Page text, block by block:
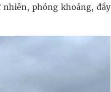
phóng khoáng, đầy